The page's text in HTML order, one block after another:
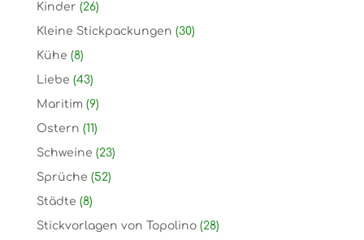
Kinder (26)
Kleine Stickpackungen (30)
Kühe (8)
Liebe (43)
Maritim (9)
Ostern (11)
Schweine (23)
Sprüche (52)
Städte (8)
Stickvorlagen von Topolino (28)